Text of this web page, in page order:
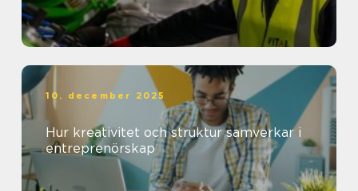
10. december 2025
Hur kreativitet och struktur samverkar i
entreprenörskap